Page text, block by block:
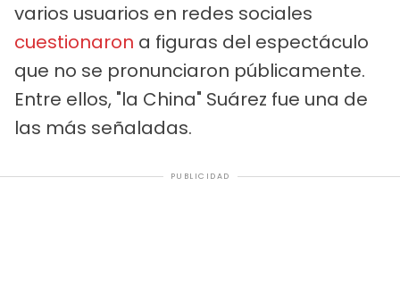
varios usuarios en redes sociales
cuestionaron a figuras del espectáculo
que no se pronunciaron públicamente.
Entre ellos, "la China" Suárez fue una de
las más señaladas.
PUBLICIDAD